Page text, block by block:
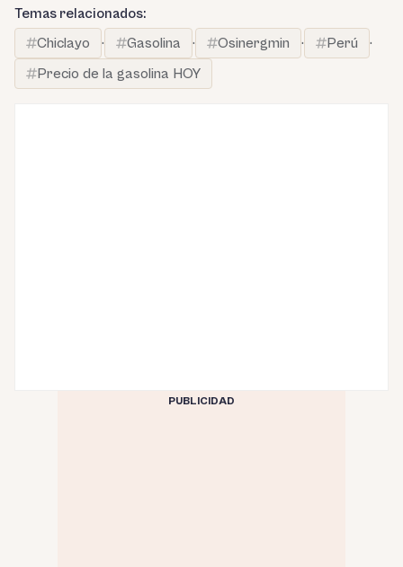
Temas relacionados:
Chiclayo
· Gasolina · Osinergmin · Perú
·
Precio de la gasolina HOY
PUBLICIDAD